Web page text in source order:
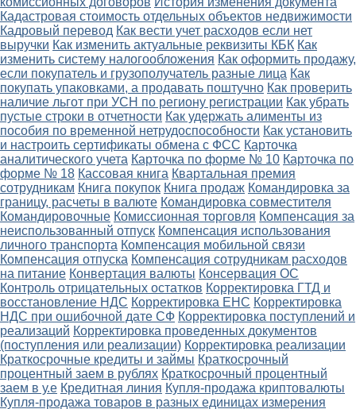
Кадастровая стоимость отдельных объектов недвижимости
Кадровый перевод Как вести учет расходов если нет
выручки Как изменить актуальные реквизиты КБК Как
изменить систему налогообложения Как оформить продажу,
если покупатель и грузополучатель разные лица Как
покупать упаковками, а продавать поштучно Как проверить
наличие льгот при УСН по региону регистрации Как убрать
пустые строки в отчетности Как удержать алименты из
пособия по временной нетрудоспособности Как установить
и настроить сертификаты обмена с ФСС Карточка
аналитического учета Карточка по форме № 10 Карточка по
форме № 18 Кассовая книга Квартальная премия
сотрудникам Книга покупок Книга продаж Командировка за
границу, расчеты в валюте Командировка совместителя
Командировочные Комиссионная торговля Компенсация за
неиспользованный отпуск Компенсация использования
личного транспорта Компенсация мобильной связи
Компенсация отпуска Компенсация сотрудникам расходов
на питание Конвертация валюты Консервация ОС
Контроль отрицательных остатков Корректировка ГТД и
восстановление НДС Корректировка ЕНС Корректировка
НДС при ошибочной дате СФ Корректировка поступлений и
реализаций Корректировка проведенных документов
(поступления или реализации) Корректировка реализации
Краткосрочные кредиты и займы Краткосрочный
процентный заем в рублях Краткосрочный процентный
заем в у.е Кредитная линия Купля-продажа криптовалюты
Купля-продажа товаров в разных единицах измерения